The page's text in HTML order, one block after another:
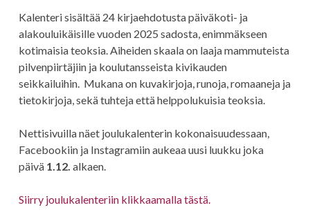
Kalenteri sisältää 24 kirjaehdotusta päiväkoti- ja
alakouluikäisille vuoden 2025 sadosta, enimmäkseen
kotimaisia teoksia. Aiheiden skaala on laaja mammuteista
pilvenpiirtäjiin ja koulutansseista kivikauden
seikkailuihin. Mukana on kuvakirjoja, runoja, romaaneja ja
tietokirjoja, sekä tuhteja että helppolukuisia teoksia.
Nettisivuilla näet joulukalenterin kokonaisuudessaan,
Facebookiin ja Instagramiin aukeaa uusi luukku joka
päivä 1.12. alkaen.
Siirry joulukalenteriin klikkaamalla tästä.